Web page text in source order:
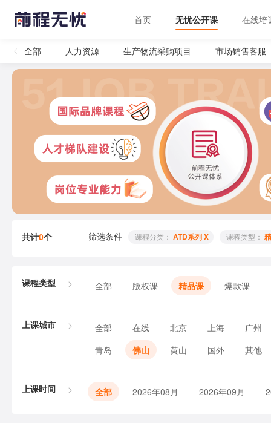
首页 无忧公开课 在线培
全部 人力资源 生产物流采购项目 市场销售客服
共计0个 筛选条件 课程分类： ATD系列 X 课程类型：
课程类型 全部 版权课 精品课 爆款课
上课城市 全部 在线 北京 上海
广州
青岛
佛山 黄山 国外 其他
上课时间 全部 2026年08月 2026年09月